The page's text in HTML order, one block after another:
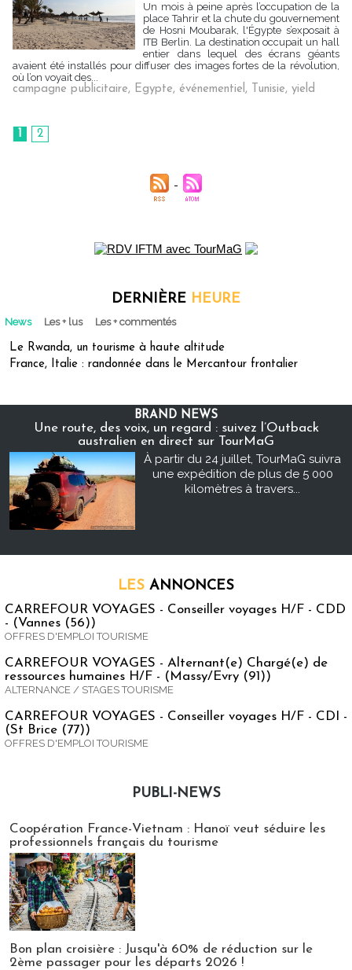
Un mois à peine après l’occupation de la
place Tahrir et la chute du gouvernement
de Hosni Moubarak, l'Égypte s’exposait à
ITB Berlin. La destination occupait un hall
entier dans lequel des écrans géants
avaient été installés pour diffuser des images fortes de la révolution,
où l’on voyait des...
campagne publicitaire, Egypte, événementiel, Tunisie, yield
1 2
DERNIÈRE HEURE
News Les + lus Les + commentés
Le Rwanda, un tourisme à haute altitude
France, Italie : randonnée dans le Mercantour frontalier
BRAND NEWS
Une route, des voix, un regard : suivez l’Outback
australien en direct sur TourMaG
À partir du 24 juillet, TourMaG suivra
une expédition de plus de 5 000
kilomètres à travers...
LES ANNONCES
CARREFOUR VOYAGES - Conseiller voyages H/F - CDD
- (Vannes (56))
OFFRES D'EMPLOI TOURISME
CARREFOUR VOYAGES - Alternant(e) Chargé(e) de
ressources humaines H/F - (Massy/Evry (91))
ALTERNANCE / STAGES TOURISME
CARREFOUR VOYAGES - Conseiller voyages H/F - CDI -
(St Brice (77))
OFFRES D'EMPLOI TOURISME
PUBLI-NEWS
Coopération France-Vietnam : Hanoï veut séduire les
professionnels français du tourisme
Bon plan croisière : Jusqu'à 60% de réduction sur le
2ème passager pour les départs 2026 !